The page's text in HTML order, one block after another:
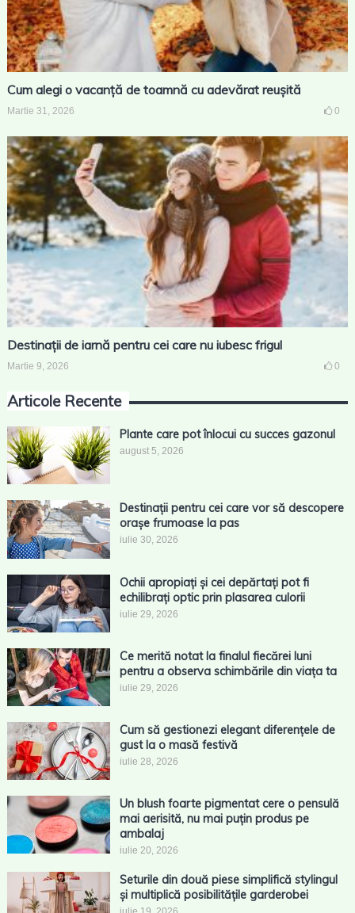
Cum alegi o vacanță de toamnă cu adevărat reușită
Martie 31, 2026 0
Destinații de iarnă pentru cei care nu iubesc frigul
Martie 9, 2026 0
Articole Recente
Plante care pot înlocui cu succes gazonul
august 5, 2026
Destinații pentru cei care vor să descopere
orașe frumoase la pas
iulie 30, 2026
Ochii apropiați și cei depărtați pot fi
echilibrați optic prin plasarea culorii
iulie 29, 2026
Ce merită notat la finalul fiecărei luni
pentru a observa schimbările din viața ta
iulie 29, 2026
Cum să gestionezi elegant diferențele de
gust la o masă festivă
iulie 28, 2026
Un blush foarte pigmentat cere o pensulă
mai aerisită, nu mai puțin produs pe
ambalaj
iulie 20, 2026
Seturile din două piese simplifică stylingul
și multiplică posibilitățile garderobei